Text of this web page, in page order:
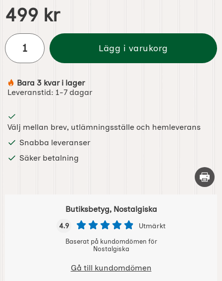
Handla denna produkt Mjölkkanna emils emalj grön
pris
499 kr
antal
Lägg i varukorg
Tillgänglighet:
Bara 3 kvar i lager
Leveranstid: 1-7 dagar
Välj mellan brev, utlämningsställe och hemleverans
Snabba leveranser
Säker betalning
Skriv
Butiksbetyg, Nostalgiska
4.9 Utmärkt
Baserat på kundomdömen för
Nostalgiska
Gå till kundomdömen